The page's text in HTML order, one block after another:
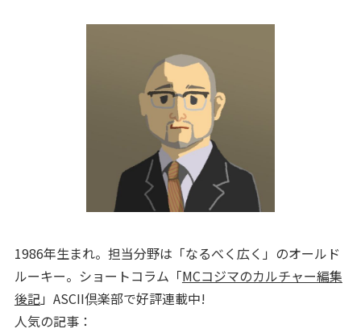
1986年生まれ。担当分野は「なるべく広く」のオールド
ルーキー。ショートコラム「MCコジマのカルチャー編集
後記」ASCII倶楽部で好評連載中!
人気の記事：